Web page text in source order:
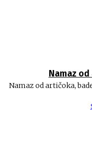
Namaz
Namaz od artičoka,